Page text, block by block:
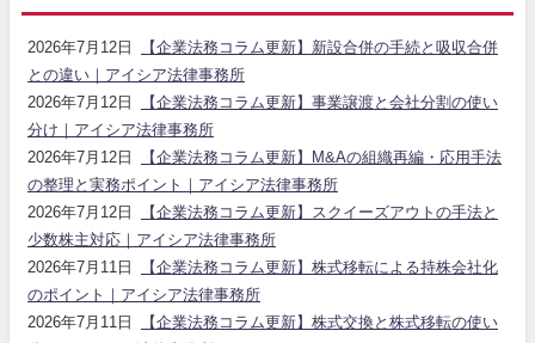
2026年7月12日
【企業法務コラム更新】新設合併の手続と吸収合併
との違い｜アイシア法律事務所
2026年7月12日
【企業法務コラム更新】事業譲渡と会社分割の使い
分け｜アイシア法律事務所
2026年7月12日
【企業法務コラム更新】M&Aの組織再編・応用手法
の整理と実務ポイント｜アイシア法律事務所
2026年7月12日
【企業法務コラム更新】スクイーズアウトの手法と
少数株主対応｜アイシア法律事務所
2026年7月11日
【企業法務コラム更新】株式移転による持株会社化
のポイント｜アイシア法律事務所
2026年7月11日
【企業法務コラム更新】株式交換と株式移転の使い